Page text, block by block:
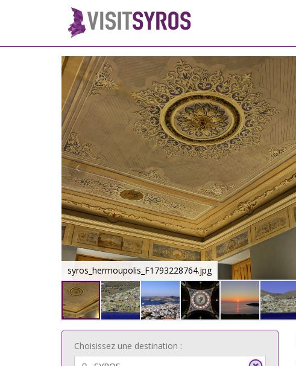
syros_hermoupolis_F1793228764.jpg
Choisissez une destination :